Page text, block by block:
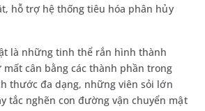
hỗ trợ hệ thống tiêu hóa phân hủy
là những tinh thể rắn hình thành
cân bằng các thành phần trong
thước đa dạng, những viên sỏi lớn
tắc nghẽn con đường vận chuyển mật